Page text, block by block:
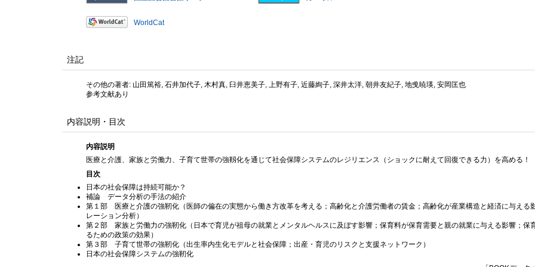
WorldCat
注記
その他の著者: 山田篤裕, 石井加代子, 木村真, 臼井恵美子, 上野有子, 近藤絢子, 深井太洋, 朝井友紀子, 地曵暁瑛, 安岡匡也
参考文献あり
内容説明・目次
内容説明
医療と介護、家族と労働力、子育て世帯の強靱化を通じて社会保障システムのレジリエンス（ショックに耐えて回復できる力）を高める！
目次
日本の社会保障は持続可能か？
補論 データ分析の手法の紹介
第１部 医療と介護の強靭化（医師の偏在の実態から働き方改革を考える；高齢化と介護労働者の賃金；高齢化が産業構造と経済に与える
レーション分析）
第２部 家族と労働力の強靭化（日本で育児が祖母の就業とメンタルヘルスに及ぼす影響；保育料が保育需要と親の就業に与える影響；保
るための政策の効果）
第３部 子育て世帯の強靭化（出生率内生化モデルと社会保障；出産・育児のリスクと支援ネットワーク）
日本の社会保障システムの強靭化